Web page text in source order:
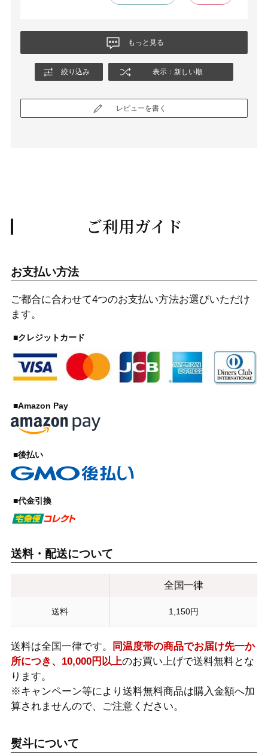
もっと見る
絞り込み 表示：新しい順
レビューを書く
ご利用ガイド
お支払い方法
ご都合に合わせて4つのお支払い方法お選びいただけ
ます。
■クレジットカード
■Amazon Pay
■後払い
■代金引換
送料・配送について
全国一律
送料 1,150円
送料は全国一律です。
同温度帯の商品でお届け先一か
所につき、10,000円以上のお買い上げで送料無料とな
ります。
※キャンペーン等により送料無料商品は購入金額へ加
算されませんので、ご注意ください。
熨斗について